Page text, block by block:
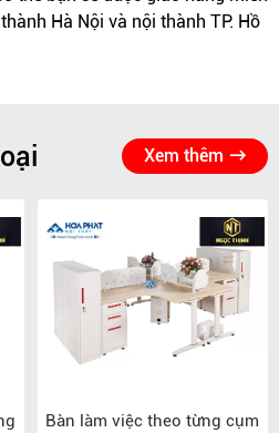
Hà Nội và nội thành TP. Hồ
Xem thêm
Bàn làm việc theo từng cụm